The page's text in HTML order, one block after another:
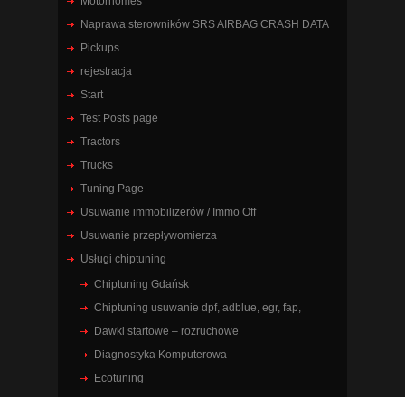
Naprawa sterowników SRS AIRBAG CRASH DATA
Pickups
rejestracja
Start
Test Posts page
Tractors
Trucks
Tuning Page
Usuwanie immobilizerów / Immo Off
Usuwanie przepływomierza
Usługi chiptuning
Chiptuning Gdańsk
Chiptuning usuwanie dpf, adblue, egr, fap,
Dawki startowe – rozruchowe
Diagnostyka Komputerowa
Ecotuning